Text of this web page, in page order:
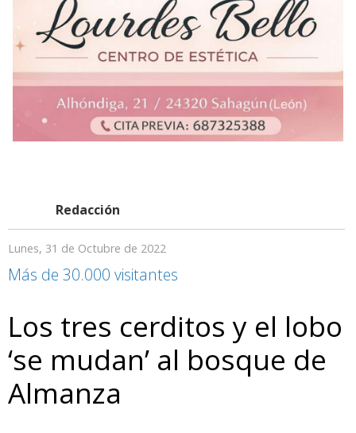
Redacción
Lunes, 31 de Octubre de 2022
Más de 30.000 visitantes
Los tres cerditos y el lobo
‘se mudan’ al bosque de
Almanza